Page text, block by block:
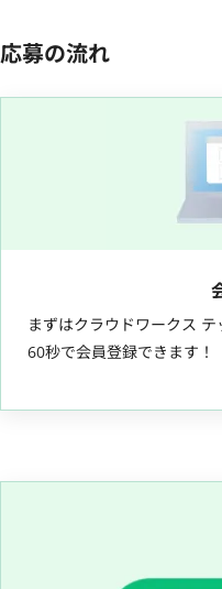
応募の流れ
まずはクラウドワークス テ
60秒で会員登録できます！